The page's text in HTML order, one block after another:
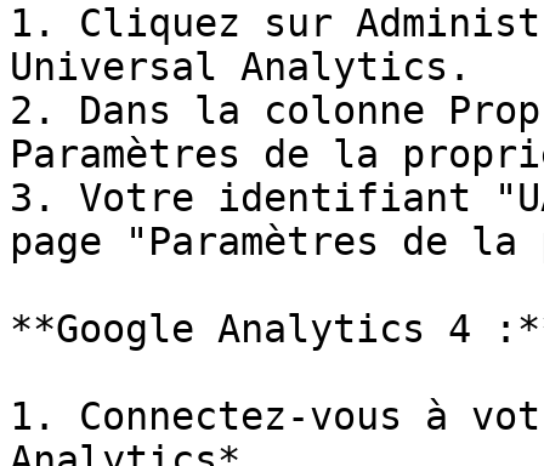
1. Cliquez sur
Universal Analytics.
2. Dans la colonne
Paramètres de la
3. Votre identifiant
page "Paramètres de
**Google Analytics 4
1. Connectez-vous à